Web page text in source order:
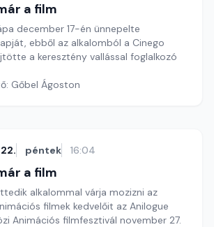
a film
december 17-én ünnepelte
ebből az alkalomból a Cinego
a keresztény vallással foglalkozó
Gőbel Ágoston
péntek 16:04
a film
alkalommal várja mozizni az
filmek kedvelőit az Anilogue
Animációs filmfesztivál november 27.